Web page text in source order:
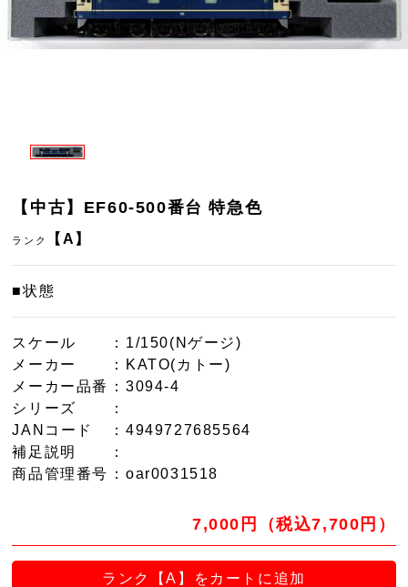
【中古】EF60-500番台 特急色
ランク 【A】
■状態
スケール
：1/150(Nゲージ)
メーカー
：KATO(カトー)
メーカー品番
：3094-4
シリーズ
：
JANコード
：4949727685564
補足説明
：
商品管理番号 ：oar0031518
7,000円（税込7,700円）
ランク【A】をカートに追加